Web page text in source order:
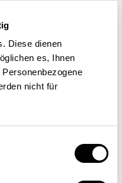
Diese dienen
es, Ihnen
nicht für
für die